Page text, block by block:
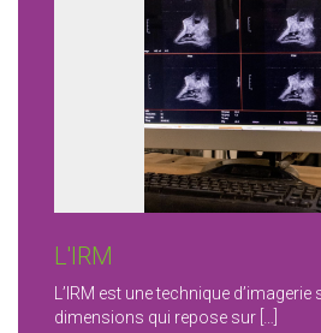
L'IRM
L’IRM est une technique
dimensions qui repose sur […]